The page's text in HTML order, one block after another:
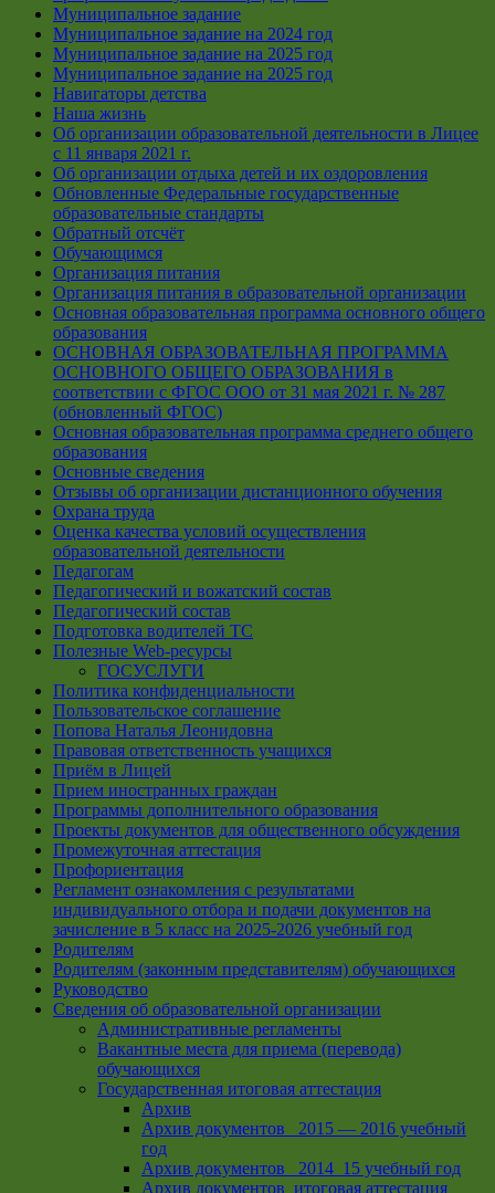
Муниципальное задание
Муниципальное задание на 2024 год
Муниципальное задание на 2025 год
Муниципальное задание на 2025 год
Навигаторы детства
Наша жизнь
Об организации образовательной деятельности в Лицее
с 11 января 2021 г.
Об организации отдыха детей и их оздоровления
Обновленные Федеральные государственные
образовательные стандарты
Обратный отсчёт
Обучающимся
Организация питания
Организация питания в образовательной организации
Основная образовательная программа основного общего
образования
ОСНОВНАЯ ОБРАЗОВАТЕЛЬНАЯ ПРОГРАММА
ОСНОВНОГО ОБЩЕГО ОБРАЗОВАНИЯ в
соответствии с ФГОС ООО от 31 мая 2021 г. № 287
(обновленный ФГОС)
Основная образовательная программа среднего общего
образования
Основные сведения
Отзывы об организации дистанционного обучения
Охрана труда
Оценка качества условий осуществления
образовательной деятельности
Педагогам
Педагогический и вожатский состав
Педагогический состав
Подготовка водителей ТС
Полезные Web-ресурсы
ГОСУСЛУГИ
Политика конфиденциальности
Пользовательское соглашение
Попова Наталья Леонидовна
Правовая ответственность учащихся
Приём в Лицей
Прием иностранных граждан
Программы дополнительного образования
Проекты документов для общественного обсуждения
Промежуточная аттестация
Профориентация
Регламент ознакомления с результатами
индивидуального отбора и подачи документов на
зачисление в 5 класс на 2025-2026 учебный год
Родителям
Родителям (законным представителям) обучающихся
Руководство
Сведения об образовательной организации
Административные регламенты
Вакантные места для приема (перевода)
обучающихся
Государственная итоговая аттестация
Архив
Архив документов _2015 — 2016 учебный
год
Архив документов_ 2014_15 учебный год
Архив документов_итоговая аттестация_